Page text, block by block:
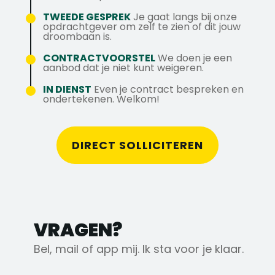
leveranciers, onderaannemers en
projectpartners om een soepele
samenwerking en succesvolle uitvoering
van projecten te waarborgen.
reiskostenvergoeding van € 0,23 per km of
een volledige OV-vergoeding;
✓ Er zijn volop opleidings- en
doorgroeimogelijkheden via cursussen,
trainingen en technische bij- of omscholing;
✓ Je kunt rekenen op een
eindejaarsuitkering, afhankelijk van het
✓ Daarnaast worden er regelmatig
teamactiviteiten, toolbox-meetings en
Mocht je nog vragen hebben over deze
vacature of direct willen solliciteren?
Neem dan gerust contact op met Jeroen
TWEEDE GESPREKJe gaat langs bij onze
opdrachtgever om zelf te zien of dit jouw
droombaan is.
CONTRACTVOORSTELWe doen je een
aanbod dat je niet kunt weigeren.
IN DIENST Even je contract bespreken en
ondertekenen. Welkom!
DIRECT SOLLICITEREN
VRAGEN?
Bel, mail of app mij. Ik sta voor je klaar.